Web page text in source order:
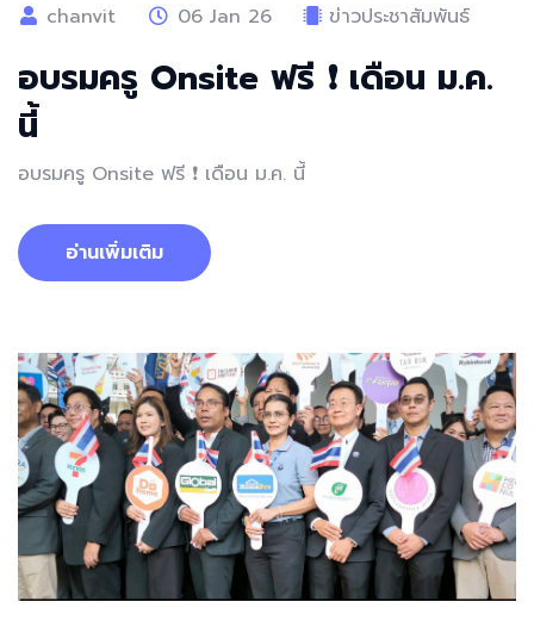
chanvit 06 Jan 26 ข่าวประชาสัมพันธ์
อบรมครู Onsite ฟรี ❗️ เดือน ม.ค.
นี้
อบรมครู Onsite ฟรี ❗️ เดือน ม.ค. นี้
อ่านเพิ่มเติม